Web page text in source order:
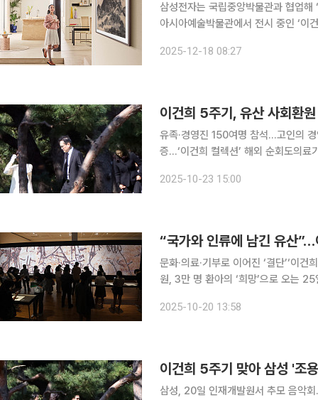
삼성전자는 국립중앙박물관과 협업해
아시아예술박물관에서 전시 중인 ‘이건
공개된 작품은 삼성 아트 스토어 내
2025-12-18 08:27
이건희 5주기, 유산 사회환
유족·경영진 150여명 참석…고인의
증…‘이건희 컬렉션’ 해외 순회도의료기부
홍라희 삼성미술관 리움 명예관장과
2025-10-23 15:00
“국가와 인류에 남긴 유산
문화·의료·기부로 이어진 ‘결단’‘이
원, 3만 명 환아의 ‘희망’으로 오는 25일 고(故) 이건희 삼성전자 선대회장의 5주기를 앞두고 그가
부분을 매각할 것이라는 세간의 예상
2025-10-20 13:58
이건희 5주기 맞아 삼성 '조
삼성, 20일 인재개발원서 추모 음악